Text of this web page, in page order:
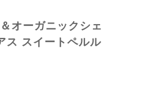
オーガニックシェ
ス スイートペルル